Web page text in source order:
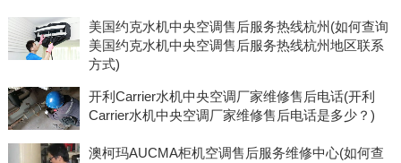
美国约克水机中央空调售后服务热线杭州(如何查询
美国约克水机中央空调售后服务热线杭州地区联系
方式)
开利Carrier水机中央空调厂家维修售后电话(开利
Carrier水机中央空调厂家维修售后电话是多少？)
澳柯玛AUCMA柜机空调售后服务维修中心(如何查